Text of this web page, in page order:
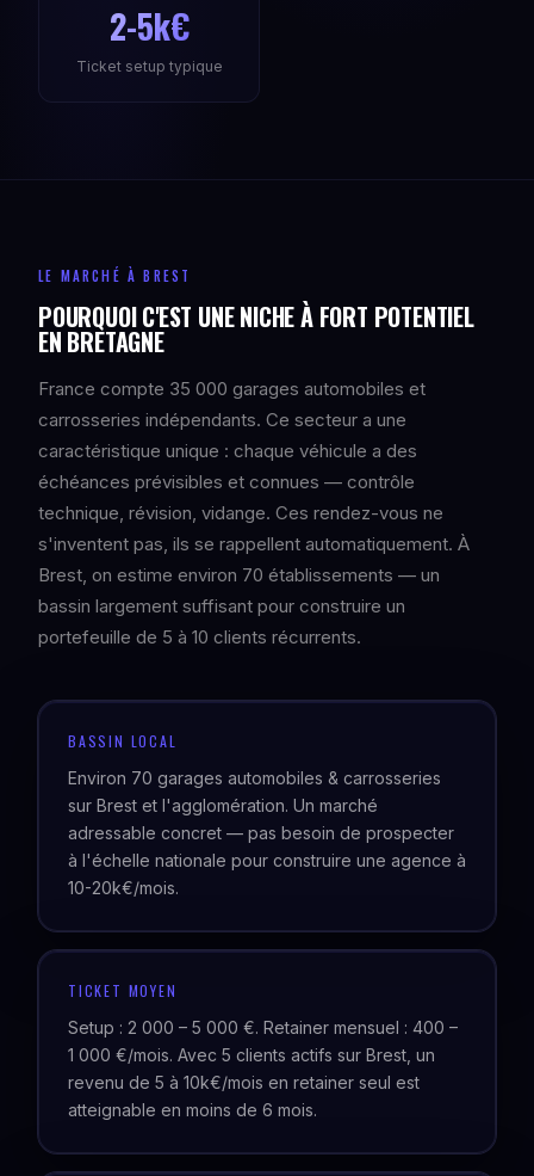
2-5k€
Ticket setup typique
LE MARCHÉ À BREST
POURQUOI C'EST UNE NICHE À FORT POTENTIEL
EN BRETAGNE
France compte 35 000 garages automobiles et
carrosseries indépendants. Ce secteur a une
caractéristique unique : chaque véhicule a des
échéances prévisibles et connues — contrôle
technique, révision, vidange. Ces rendez-vous ne
s'inventent pas, ils se rappellent automatiquement. À
Brest, on estime environ 70 établissements — un
bassin largement suffisant pour construire un
portefeuille de 5 à 10 clients récurrents.
BASSIN LOCAL
Environ 70 garages automobiles & carrosseries
sur Brest et l'agglomération. Un marché
adressable concret — pas besoin de prospecter
à l'échelle nationale pour construire une agence à
10-20k€/mois.
TICKET MOYEN
Setup : 2 000 – 5 000 €. Retainer mensuel : 400 –
1 000 €/mois. Avec 5 clients actifs sur Brest, un
revenu de 5 à 10k€/mois en retainer seul est
atteignable en moins de 6 mois.